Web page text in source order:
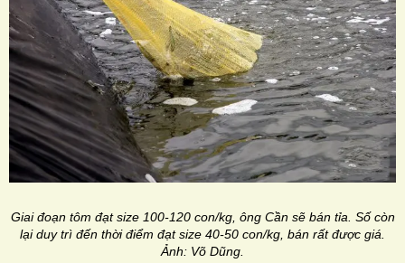
Giai đoạn tôm đạt size 100-120 con/kg, ông Cần sẽ bán tỉa. Số còn
lại duy trì đến thời điểm đạt size 40-50 con/kg, bán rất được giá.
Ảnh: Võ Dũng.